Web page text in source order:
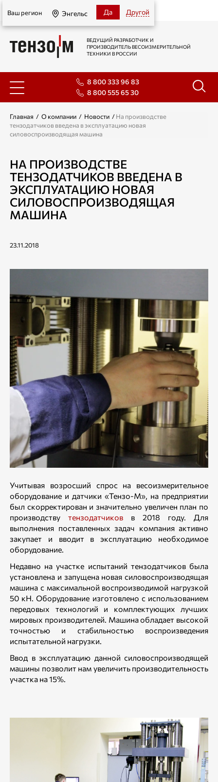
Энгельс
Ваш регион Энгельс Да Другой
ВЕДУЩИЙ РАЗРАБОТЧИК И
ПРОИЗВОДИТЕЛЬ ВЕСОИЗМЕРИТЕЛЬНОЙ
ТЕХНИКИ В РОССИИ
8 800 333 96 83
8 800 555 65 30
Главная / О компании / Новости /На производстве
тензодатчиков введена в эксплуатацию новая
силовоспроизводящая машина
НА ПРОИЗВОДСТВЕ
ТЕНЗОДАТЧИКОВ ВВЕДЕНА В
ЭКСПЛУАТАЦИЮ НОВАЯ
СИЛОВОСПРОИЗВОДЯЩАЯ
МАШИНА
23.11.2018
Учитывая возросший спрос на весоизмерительное
оборудование и датчики «Тензо-М», на предприятии
был скорректирован и значительно увеличен план по
производству тензодатчиков в 2018 году. Для
выполнения поставленных задач компания активно
закупает и вводит в эксплуатацию необходимое
оборудование.
Недавно на участке испытаний тензодатчиков была
установлена и запущена новая силовоспроизводящая
машина с максимальной воспроизводимой нагрузкой
50 кН. Оборудование изготовлено с использованием
передовых технологий и комплектующих лучших
мировых производителей. Машина обладает высокой
точностью и стабильностью воспроизведения
испытательной нагрузки.
Ввод в эксплуатацию данной силовоспроизводящей
машины позволит нам увеличить производительность
участка на 15%.